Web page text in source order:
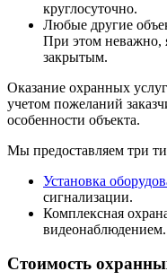
круглосуточно.
Любые другие
При этом неважно,
закрытым.
Оказание охранных
учетом пожеланий
особенности объекта.
Мы предоставляем три
Установка
сигнализации.
Комплексная
видеонаблюдением.
Стоимость